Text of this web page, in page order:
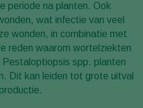
periode na planten. Ook
wat infectie van veel
wonden, in combinatie met
reden waarom wortelziekten
spp. planten
Dit kan leiden tot grote uitval